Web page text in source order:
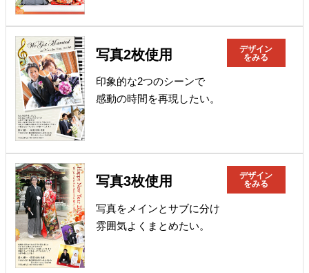
写真2枚使用
デザイン
をみる
印象的な2つのシーンで
感動の時間を再現したい。
写真3枚使用
デザイン
をみる
写真をメインとサブに分け
雰囲気よくまとめたい。